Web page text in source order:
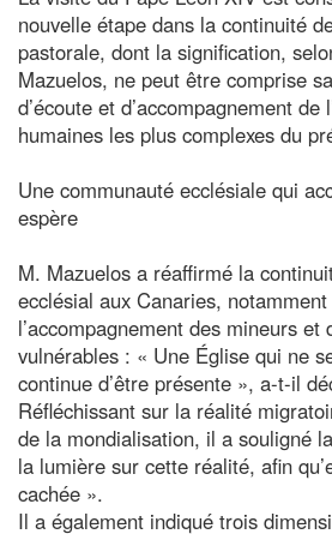
nouvelle étape dans la continuité
pastorale, dont la signification,
Mazuelos, ne peut être comprise
d’écoute et d’accompagnement de
humaines les plus complexes du
Une communauté ecclésiale qui
espère
M. Mazuelos a réaffirmé la
ecclésial aux Canaries,
l’accompagnement des mineurs et
vulnérables : « Une Église qui ne
continue d’être présente », a-t-il
Réfléchissant sur la réalité
de la mondialisation, il a souligné
la lumière sur cette réalité, afin
cachée ».
Il a également indiqué trois